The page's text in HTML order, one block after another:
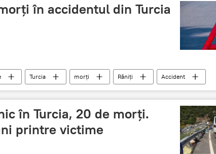
în accidentul din Turcia
Turcia morți Răniți Accident
în Turcia, 20 de morți.
printre victime